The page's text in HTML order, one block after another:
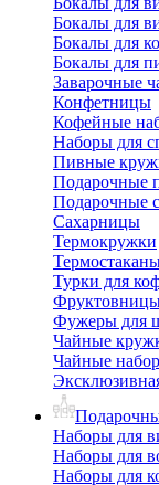
Бокалы для
Бокалы для
Бокалы для
Заварочные
Конфетницы
Кофейные
Наборы для
Пивные
Подарочные
Подарочные
Сахарницы
Термокружки
Турки для
Фужеры для
Чайные
Чайные
Наборы для
Наборы для
Наборы для